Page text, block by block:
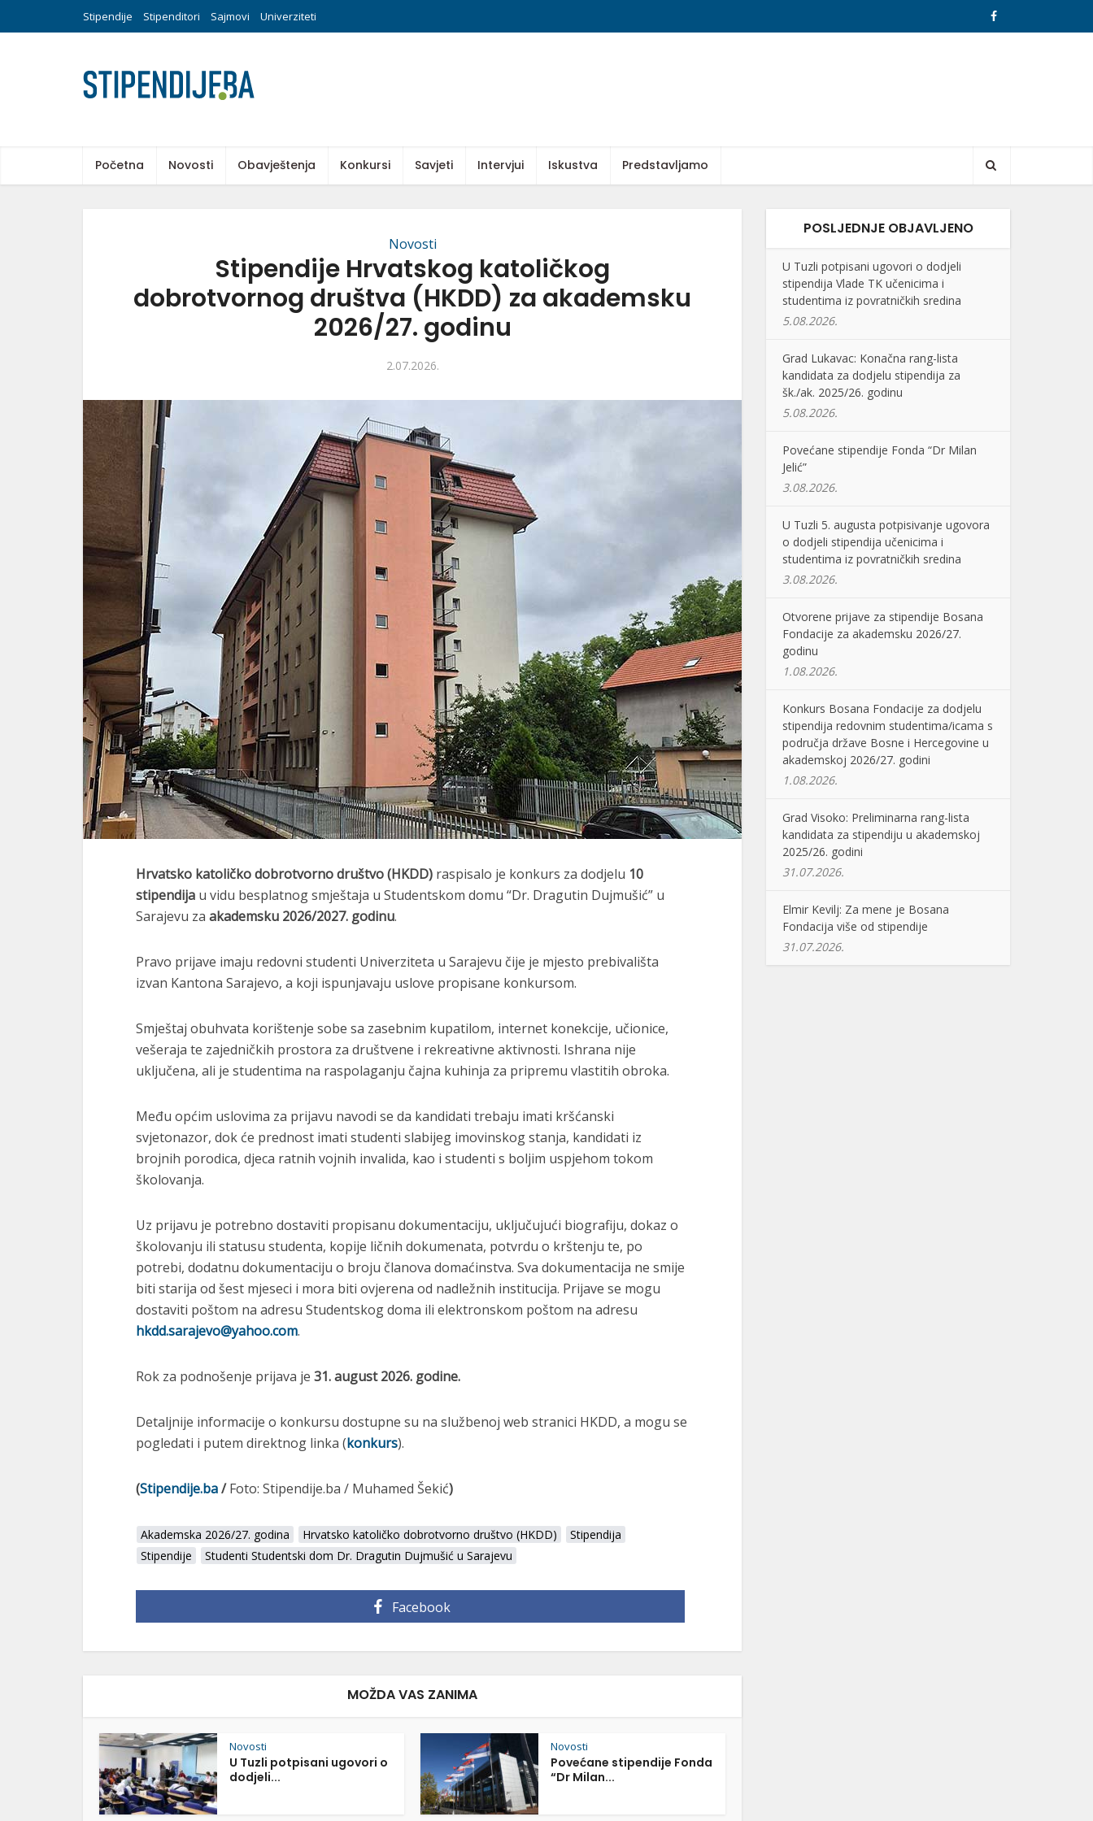
Stipendije Stipenditori Sajmovi Univerziteti
Početna Novosti Obavještenja Konkursi Savjeti Intervjui Iskustva Predstavljamo
Novosti
Stipendije Hrvatskog katoličkog
dobrotvornog društva (HKDD) za akademsku
2026/27. godinu
2.07.2026.
Hrvatsko katoličko dobrotvorno društvo (HKDD) raspisalo je konkurs za dodjelu 10
stipendija u vidu besplatnog smještaja u Studentskom domu “Dr. Dragutin Dujmušić” u
Sarajevu za akademsku 2026/2027. godinu.
Pravo prijave imaju redovni studenti Univerziteta u Sarajevu čije je mjesto prebivališta
izvan Kantona Sarajevo, a koji ispunjavaju uslove propisane konkursom.
Smještaj obuhvata korištenje sobe sa zasebnim kupatilom, internet konekcije, učionice,
vešeraja te zajedničkih prostora za društvene i rekreativne aktivnosti. Ishrana nije
uključena, ali je studentima na raspolaganju čajna kuhinja za pripremu vlastitih obroka.
Među općim uslovima za prijavu navodi se da kandidati trebaju imati kršćanski
svjetonazor, dok će prednost imati studenti slabijeg imovinskog stanja, kandidati iz
brojnih porodica, djeca ratnih vojnih invalida, kao i studenti s boljim uspjehom tokom
školovanja.
Uz prijavu je potrebno dostaviti propisanu dokumentaciju, uključujući biografiju, dokaz o
školovanju ili statusu studenta, kopije ličnih dokumenata, potvrdu o krštenju te, po
potrebi, dodatnu dokumentaciju o broju članova domaćinstva. Sva dokumentacija ne smije
biti starija od šest mjeseci i mora biti ovjerena od nadležnih institucija. Prijave se mogu
dostaviti poštom na adresu Studentskog doma ili elektronskom poštom na adresu
hkdd.sarajevo@yahoo.com.
Rok za podnošenje prijava je 31. august 2026. godine.
Detaljnije informacije o konkursu dostupne su na službenoj web stranici HKDD, a mogu se
pogledati i putem direktnog linka (konkurs).
(Stipendije.ba/Foto: Stipendije.ba / Muhamed Šekić)
Akademska 2026/27. godina Hrvatsko katoličko dobrotvorno društvo (HKDD)
Stipendija
Stipendije
Studenti Studentski dom Dr. Dragutin Dujmušić u Sarajevu
Facebook
MOŽDA VAS ZANIMA
Novosti
U Tuzli potpisani ugovori o
dodjeli...
Novosti
Povećane stipendije Fonda
“Dr Milan...
POSLJEDNJE OBJAVLJENO
U Tuzli potpisani ugovori o dodjeli
stipendija Vlade TK učenicima i
studentima iz povratničkih sredina
5.08.2026.
Grad Lukavac: Konačna rang-lista
kandidata za dodjelu stipendija za
šk./ak. 2025/26. godinu
5.08.2026.
Povećane stipendije Fonda “Dr Milan
Jelić”
3.08.2026.
U Tuzli 5. augusta potpisivanje ugovora
o dodjeli stipendija učenicima i
studentima iz povratničkih sredina
3.08.2026.
Otvorene prijave za stipendije Bosana
Fondacije za akademsku 2026/27.
godinu
1.08.2026.
Konkurs Bosana Fondacije za dodjelu
stipendija redovnim studentima/icama s
područja države Bosne i Hercegovine u
akademskoj 2026/27. godini
1.08.2026.
Grad Visoko: Preliminarna rang-lista
kandidata za stipendiju u akademskoj
2025/26. godini
31.07.2026.
Elmir Kevilj: Za mene je Bosana
Fondacija više od stipendije
31.07.2026.